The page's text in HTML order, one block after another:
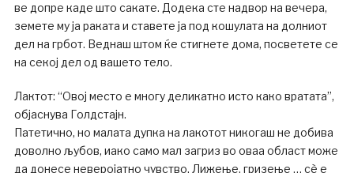
ве допре каде што сакате. Додека сте надвор на вечера,
земете му ја раката и ставете ја под кошулата на долниот
дел на грбот. Веднаш штом ќе стигнете дома, посветете се
на секој дел од вашето тело.
Лактот: “Овој место е многу деликатно исто како вратата”,
објаснува Голдстајн.
Патетично, но малата дупка на лакотот никогаш не добива
доволно љубов, иако само мал загриз во оваа област може
да донесе неверојатно чувство. Лижење, гризење … сè е